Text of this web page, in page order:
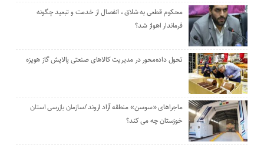
محکوم قطعی به شلاق ، انفصال از خدمت و تبعید چگونه
فرماندار اهواز شد؟
تحول داده‌محور در مدیریت کالاهای صنعتی پالایش گاز هویزه
ماجراهای «سوسن» منطقه آزاد اروند /سازمان بازرسی استان
خوزستان چه می کند؟